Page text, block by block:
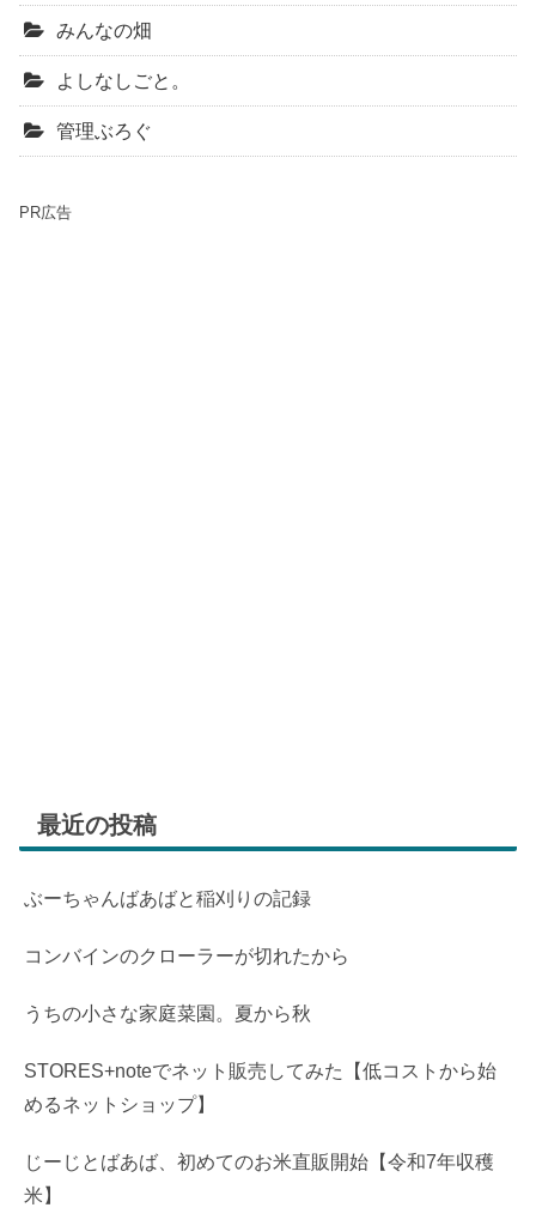
みんなの畑
よしなしごと。
管理ぶろぐ
PR広告
最近の投稿
ぶーちゃんばあばと稲刈りの記録
コンバインのクローラーが切れたから
うちの小さな家庭菜園。夏から秋
STORES+noteでネット販売してみた【低コストから始
めるネットショップ】
じーじとばあば、初めてのお米直販開始【令和7年収穫
米】